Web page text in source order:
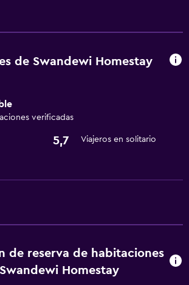
tintorería
y transporte
satélite
de Swandewi Homestay
verificadas
5,7 Viajeros en solitario
de reserva de habitaciones
Homestay